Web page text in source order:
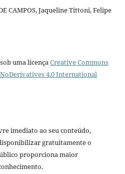
CAMPOS, Jaqueline Tittoni, Felipe
uma licençaCreative Commons
4.0 International
imediato ao seu conteúdo,
gratuitamente o
proporciona maior